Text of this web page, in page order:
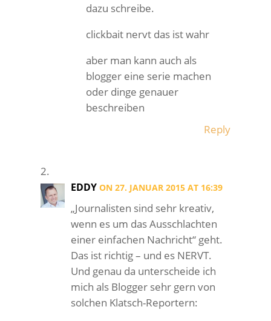
dazu schreibe.
clickbait nervt das ist wahr
aber man kann auch als
blogger eine serie machen
oder dinge genauer
beschreiben
Reply
EDDY ON 27. JANUAR 2015 AT 16:39
„Journalisten sind sehr kreativ,
wenn es um das Ausschlachten
einer einfachen Nachricht“ geht.
Das ist richtig – und es NERVT.
Und genau da unterscheide ich
mich als Blogger sehr gern von
solchen Klatsch-Reportern: